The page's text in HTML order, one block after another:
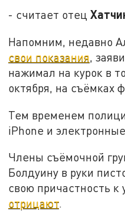
- считает отец
Напомним, недавно
свои показания,
нажимал на курок в
октября, на съёмках
Тем временем
iPhone и
Члены съёмочной
Болдуину в руки
свою причастность к
отрицают.